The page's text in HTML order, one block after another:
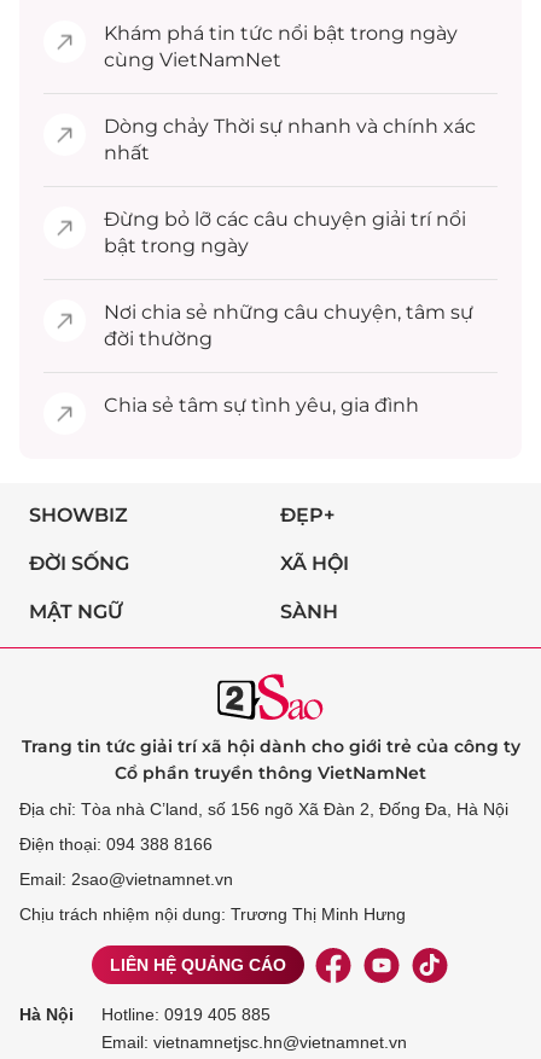
Khám phá tin tức nổi bật trong ngày
cùng VietNamNet
Dòng chảy Thời sự nhanh và chính xác
nhất
Đừng bỏ lỡ các câu chuyện giải trínổi
bật trong ngày
Nơi chia sẻ những câu chuyện, tâm sự
đời thường
Chia sẻ tâm sự tình yêu, gia đình
SHOWBIZ ĐẸP+
ĐỜI SỐNG XÃ HỘI
MẬT NGỮ SÀNH
Trang tin tức giải trí xã hội dành cho giới trẻ của công ty
Cổ phần truyền thông VietNamNet
Địa chỉ: Tòa nhà C’land, số 156 ngõ Xã Đàn 2, Đống Đa, Hà Nội
Điện thoại: 094 388 8166
Email: 2sao@vietnamnet.vn
Chịu trách nhiệm nội dung: Trương Thị Minh Hưng
LIÊN HỆ QUẢNG CÁO
Hà Nội Hotline: 0919 405 885
Email: vietnamnetjsc.hn@vietnamnet.vn